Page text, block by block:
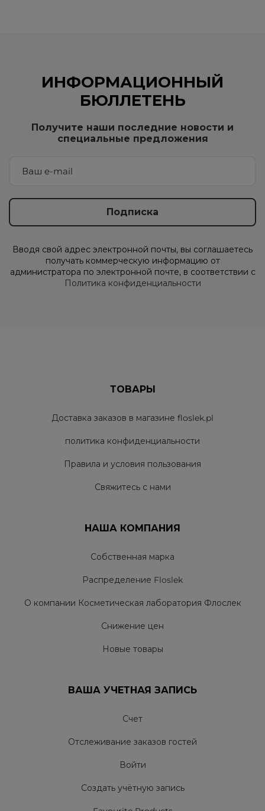
ИНФОРМАЦИОННЫЙ
БЮЛЛЕТЕНЬ
Получите наши последние новости и
специальные предложения
Вводя свой адрес электронной почты, вы соглашаетесь
получать коммерческую информацию от
администратора по электронной почте, в соответствии с
Политика конфиденциальности
ТОВАРЫ
Доставка заказов в магазине floslek.pl
политика конфиденциальности
Правила и условия пользования
Свяжитесь с нами
НАША КОМПАНИЯ
Собственная марка
Распределение Floslek
О компании Косметическая лаборатория Флослек
Снижение цен
Новые товары
ВАША УЧЕТНАЯ ЗАПИСЬ
Счет
Отслеживание заказов гостей
Войти
Создать учётную запись